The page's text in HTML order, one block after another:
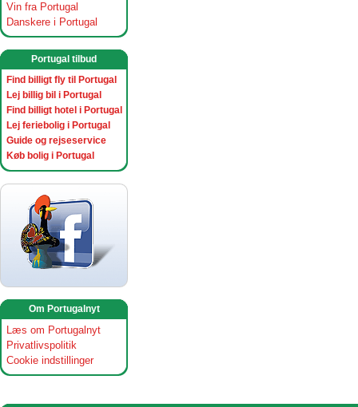
Vin fra Portugal
Danskere i Portugal
Portugal tilbud
Find billigt fly til Portugal
Lej billig bil i Portugal
Find billigt hotel i Portugal
Lej feriebolig i Portugal
Guide og rejseservice
Køb bolig i Portugal
Om Portugalnyt
Læs om Portugalnyt
Privatlivspolitik
Cookie indstillinger